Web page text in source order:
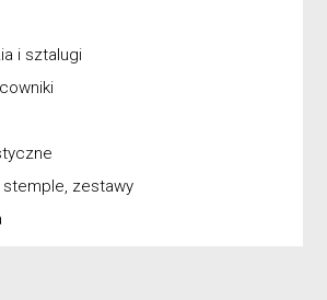
i sztalugi
stemple, zestawy